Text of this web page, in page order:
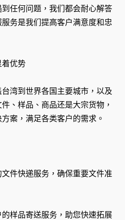
任何问题，我们都会耐心解答
务是我们提高客户满意度和忠
着优势
湾到世界各国主要城市，以及
、样品、商品还是大宗货物，
案，满足各类客户的需求。
文件快递服务，确保重要文件准
样品寄送服务，助您快速拓展